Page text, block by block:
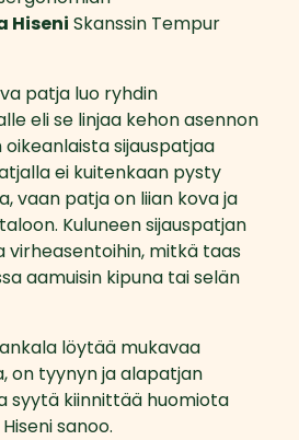
Hiseni Skanssin Tempur
patja luo ryhdin
eli se linjaa kehon asennon
sijauspatjaa
ei kuitenkaan pysty
vaan patja on liian kova ja
Kuluneen sijauspatjan
virheasentoihin, mitkä taas
aamuisin kipuna tai selän
löytää mukavaa
on tyynyn ja alapatjan
syytä kiinnittää huomiota
sanoo.